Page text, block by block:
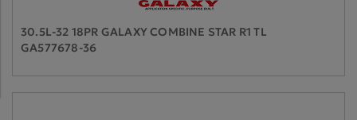
30.5L-32 18PR GALAXY COMBINE STAR R1 TL
GA577678-36